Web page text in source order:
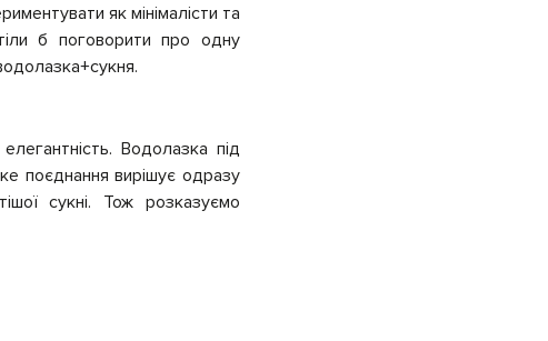
як мінімалісти та
б поговорити про одну
Водолазка під
поєднання вирішує одразу
сукні. Тож розказуємо